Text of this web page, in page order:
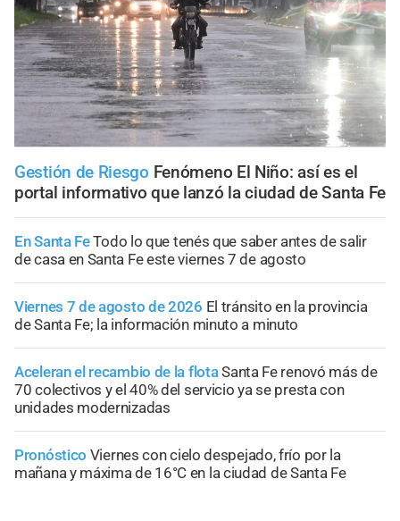
Gestión de Riesgo Fenómeno El Niño: así es el
portal informativo que lanzó la ciudad de Santa Fe
En Santa FeTodo lo que tenés que saber antes de salir
de casa en Santa Fe este viernes 7 de agosto
Viernes 7 de agosto de 2026 El tránsito en la provincia
de Santa Fe; la información minuto a minuto
Aceleran el recambio de la flotaSanta Fe renovó más de
70 colectivos y el 40% del servicio ya se presta con
unidades modernizadas
Pronóstico Viernes con cielo despejado, frío por la
mañana y máxima de 16°C en la ciudad de Santa Fe